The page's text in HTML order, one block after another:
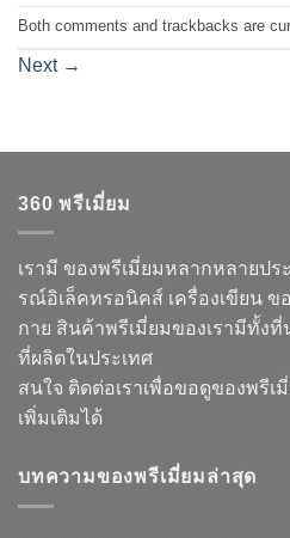
Both comments and trackbacks are
Next →
360 พรีเมี่ยม
เรามี ของพรีเมี่ยมหลากหลายปร
รณ์อิเล็คทรอนิคส์ เครื่องเขียน ข
กาย สินค้าพรีเมี่ยมของเรามีทั้งที่
ที่ผลิตในประเทศ
สนใจ ติดต่อเราเพื่อขอดูของพรีเ
เพิ่มเติมได้
บทความของพรีเมี่ยมล่าสุด